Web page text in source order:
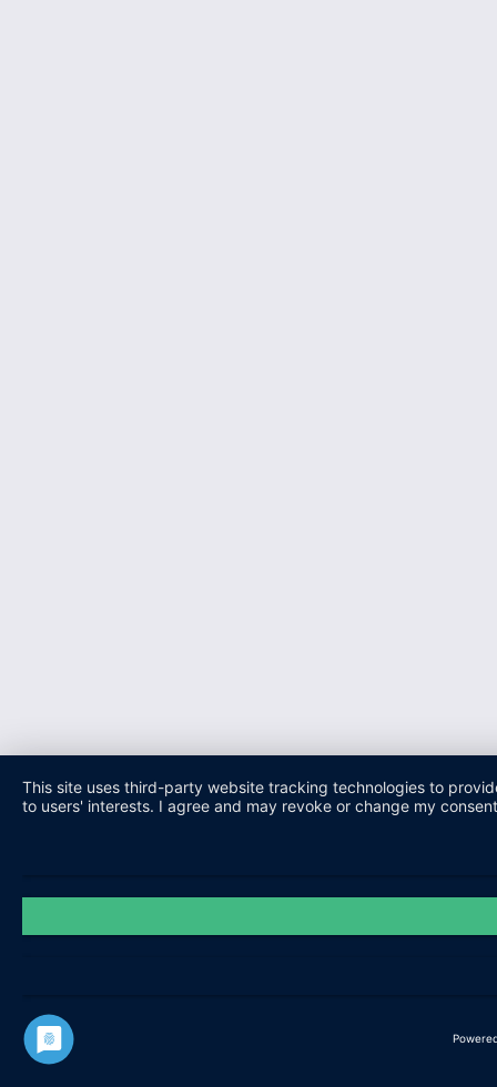
This site uses third-party website tracking technologies to
to users' interests. I agree and may revoke or change my